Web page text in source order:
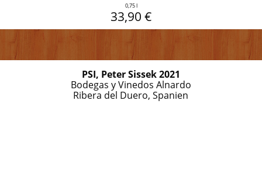
0,75 l
33,90 €
PSI, Peter Sissek 2021
Bodegas y Vinedos Alnardo
Ribera del Duero, Spanien